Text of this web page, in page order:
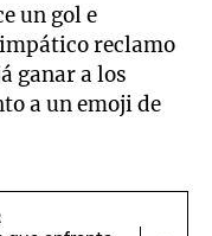
un gol e
reclamo
ganar a los
a un emoji de